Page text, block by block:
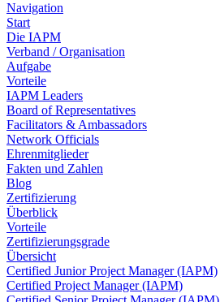
Navigation
Start
Die IAPM
Verband / Organisation
Aufgabe
Vorteile
IAPM Leaders
Board of Representatives
Facilitators & Ambassadors
Network Officials
Ehrenmitglieder
Fakten und Zahlen
Blog
Zertifizierung
Überblick
Vorteile
Zertifizierungsgrade
Übersicht
Certified Junior Project Manager (IAPM)
Certified Project Manager (IAPM)